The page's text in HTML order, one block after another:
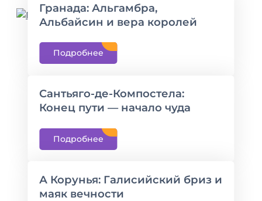
Гранада: Альгамбра,
Альбайсин и вера королей
Подробнее
Сантьяго-де-Компостела:
Конец пути — начало чуда
Подробнее
А Корунья: Галисийский бриз и
маяк вечности